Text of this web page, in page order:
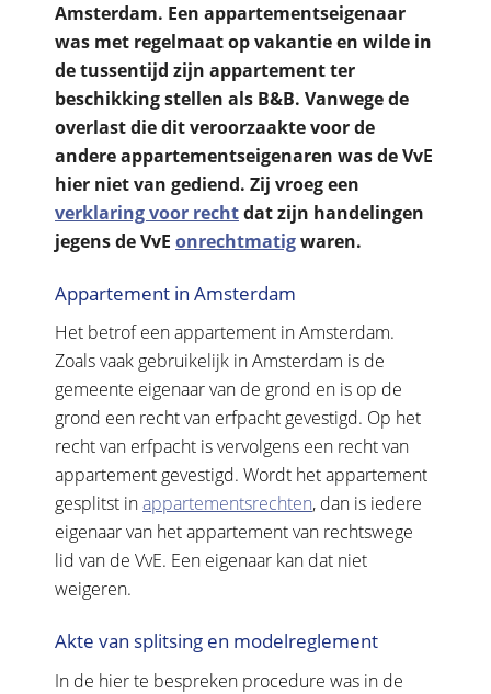
Amsterdam. Een appartementseigenaar
was met regelmaat op vakantie en wilde in
de tussentijd zijn appartement ter
beschikking stellen als B&B. Vanwege de
overlast die dit veroorzaakte voor de
andere appartementseigenaren was de VvE
hier niet van gediend. Zij vroeg een
verklaring voor rechtdat zijn handelingen
jegens de VvE onrechtmatigwaren.
Appartement in Amsterdam
Het betrof een appartement in Amsterdam.
Zoals vaak gebruikelijk in Amsterdam is de
gemeente eigenaar van de grond en is op de
grond een recht van erfpacht gevestigd. Op het
recht van erfpacht is vervolgens een recht van
appartement gevestigd. Wordt het appartement
gesplitst inappartementsrechten, dan is iedere
eigenaar van het appartement van rechtswege
lid van de VvE. Een eigenaar kan dat niet
weigeren.
Akte van splitsing en modelreglement
In de hier te bespreken procedure was in de